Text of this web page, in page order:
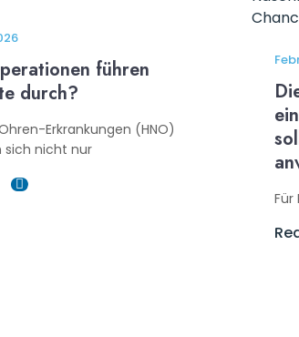
führen
durch?
Erkrankungen (HNO)
sich nicht nur
Für